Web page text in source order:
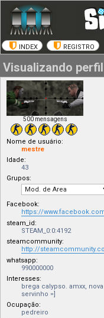
INDEX REGISTRO
Visualizando
500 mensagens
Nome de usuário:
mestre
Idade:
43
Grupos:
Facebook:
https://
steam_id:
STEAM_0:0:4192
steamcommunity:
http://
whatsapp:
990000000
Interesses:
brega calypso. amxx,
servinho =]
Ocupação:
pedreiro